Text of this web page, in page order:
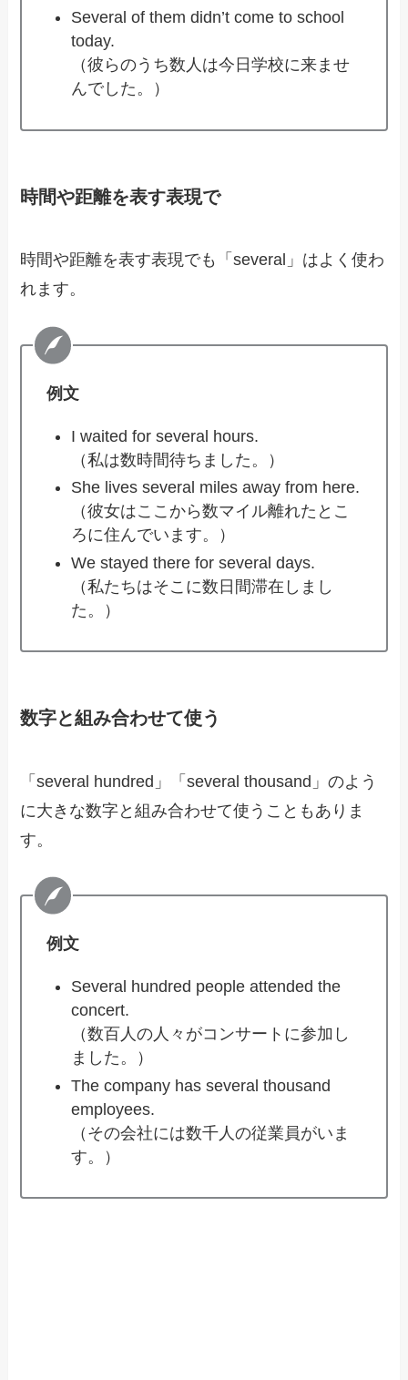
Several of them didn’t come to school
today.
（彼らのうち数人は今日学校に来ませ
んでした。）
時間や距離を表す表現で
時間や距離を表す表現でも「several」はよく使わ
れます。
例文
I waited for several hours.
（私は数時間待ちました。）
She lives several miles away from here.
（彼女はここから数マイル離れたとこ
ろに住んでいます。）
We stayed there for several days.
（私たちはそこに数日間滞在しまし
た。）
数字と組み合わせて使う
「several hundred」「several thousand」のよう
に大きな数字と組み合わせて使うこともありま
す。
例文
Several hundred people attended the
concert.
（数百人の人々がコンサートに参加し
ました。）
The company has several thousand
employees.
（その会社には数千人の従業員がいま
す。）